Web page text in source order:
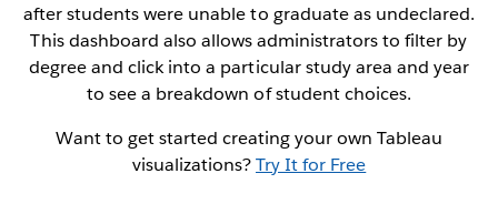
after students were unable to graduate as undeclared.
This dashboard also allows administrators to filter by
degree and click into a particular study area and year
to see a breakdown of student choices.
Want to get started creating your own Tableau
visualizations?Try It for Free